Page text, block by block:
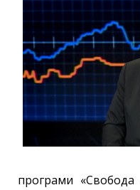
програми «Свобода